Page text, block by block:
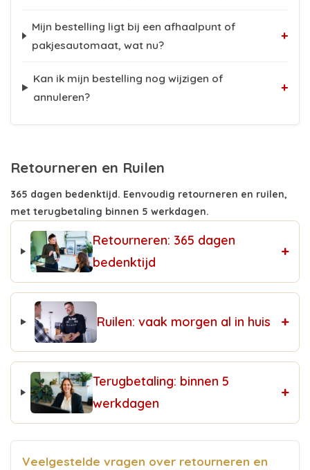
Mijn bestelling ligt bij een afhaalpunt of
pakjesautomaat, wat nu?
+
Kan ik mijn bestelling nog wijzigen of
annuleren?
+
Retourneren en Ruilen
365 dagen bedenktijd. Eenvoudig retourneren en ruilen,
met terugbetaling binnen 5 werkdagen.
Retourneren: 365 dagen
bedenktijd
+
Ruilen: vaak morgen al in huis +
Terugbetaling: binnen 5
werkdagen
+
Veelgestelde vragen over retourneren en